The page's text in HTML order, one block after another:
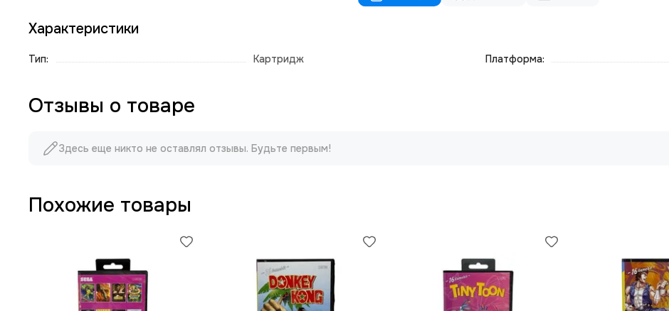
Характеристики
Тип: Картридж Платформа:
Отзывы о товаре
Здесь еще никто не оставлял отзывы. Будьте первым!
Похожие товары